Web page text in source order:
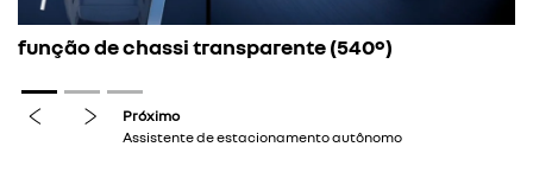
função de chassi transparente (540º)
previous nextPróximo
Assistente de estacionamento autônomo